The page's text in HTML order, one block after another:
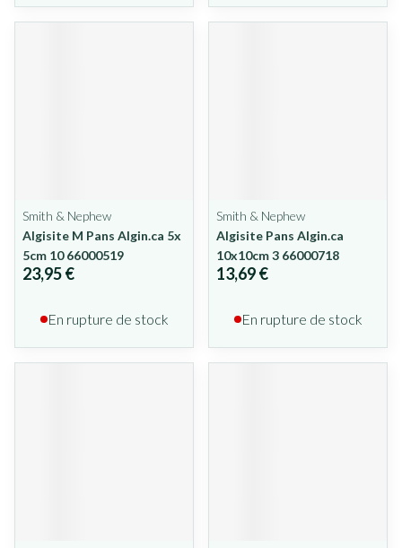
Smith & Nephew
Algisite M Pans Algin.ca 5x
5cm 10 66000519
23,95 €
En rupture de stock
Smith & Nephew
Algisite Pans Algin.ca
10x10cm 3 66000718
13,69 €
En rupture de stock